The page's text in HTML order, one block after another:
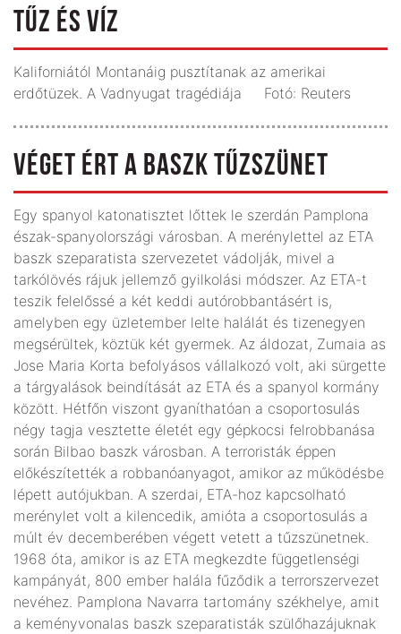
TŰZ ÉS VÍZ
Kaliforniától Montanáig pusztítanak az amerikai
erdőtüzek. A Vadnyugat tragédiája Fotó: Reuters
VÉGET ÉRT A BASZK TŰZSZÜNET
Egy spanyol katonatisztet lőttek le szerdán Pamplona
észak-spanyolországi városban. A merénylettel az ETA
baszk szeparatista szervezetet vádolják, mivel a
tarkólövés rájuk jellemző gyilkolási módszer. Az ETA-t
teszik felelőssé a két keddi autórobbantásért is,
amelyben egy üzletember lelte halálát és tizenegyen
megsérültek, köztük két gyermek. Az áldozat, Zumaia as
Jose Maria Korta befolyásos vállalkozó volt, aki sürgette
a tárgyalások beindítását az ETA és a spanyol kormány
között. Hétfőn viszont gyaníthatóan a csoportosulás
négy tagja vesztette életét egy gépkocsi felrobbanása
során Bilbao baszk városban. A terroristák éppen
előkészítették a robbanóanyagot, amikor az működésbe
lépett autójukban. A szerdai, ETA-hoz kapcsolható
merénylet volt a kilencedik, amióta a csoportosulás a
múlt év decemberében végett vetett a tűzszünetnek.
1968 óta, amikor is az ETA megkezdte függetlenségi
kampányát, 800 ember halála fűződik a terrorszervezet
nevéhez. Pamplona Navarra tartomány székhelye, amit
a keményvonalas baszk szeparatisták szülőhazájuknak